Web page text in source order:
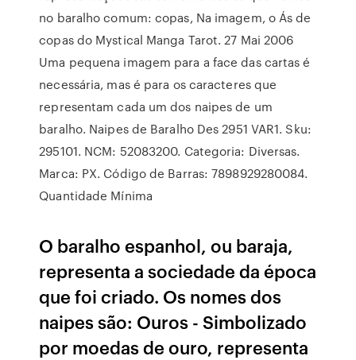
no baralho comum: copas, Na imagem, o Ás de
copas do Mystical Manga Tarot. 27 Mai 2006
Uma pequena imagem para a face das cartas é
necessária, mas é para os caracteres que
representam cada um dos naipes de um
baralho. Naipes de Baralho Des 2951 VAR1. Sku:
295101. NCM: 52083200. Categoria: Diversas.
Marca: PX. Código de Barras: 7898929280084.
Quantidade Mínima
O baralho espanhol, ou baraja,
representa a sociedade da época
que foi criado. Os nomes dos
naipes são: Ouros - Simbolizado
por moedas de ouro, representa